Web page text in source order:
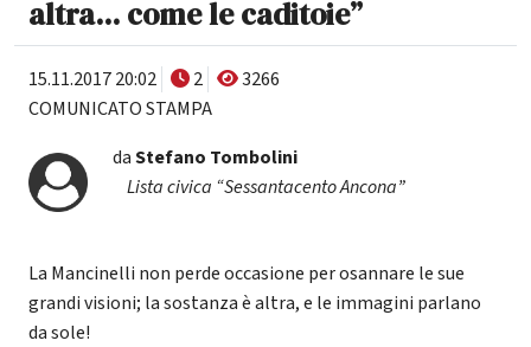
altra... come le caditoie”
15.11.2017 20:02 2
3266
COMUNICATO STAMPA
daStefano Tombolini
Lista civica “Sessantacento Ancona”
La Mancinelli non perde occasione per osannare le sue
grandi visioni; la sostanza è altra, e le immagini parlano
da sole!